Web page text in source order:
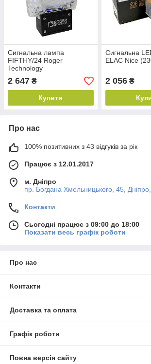
Сигнальна лампа
FIFTHY/24 Roger
Technology
2 647 ₴
Купити
Сигнальна
ELAC Nice
2 056₴
Про нас
100% позитивних з 43 відгуків за рік
Працює з 12.01.2017
м. Дніпро
пр. Богдана Хмельницького, 45,
Контакти
Сьогодні працює з 09:00 до 18:00
Показати весь графік роботи
Про нас
Контакти
Доставка та оплата
Графік роботи
Повна версія сайту